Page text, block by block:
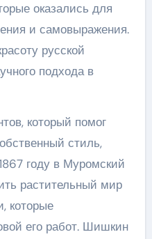
оказались для
и самовыражения.
русской
подхода в
который помог
стиль,
году в Муромский
растительный мир
которые
его работ. Шишкин